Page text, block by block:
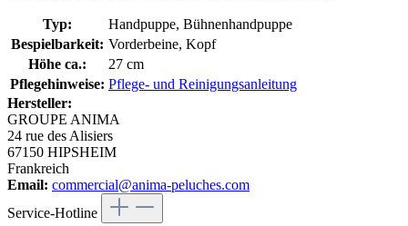
Typ:
Handpuppe, Bühnenhandpuppe
Bespielbarkeit: Vorderbeine, Kopf
Höhe ca.:
27 cm
Pflegehinweise: Pflege- und Reinigungsanleitung
Hersteller:
GROUPE ANIMA
24 rue des Alisiers
67150 HIPSHEIM
Frankreich
Email: commercial@anima-peluches.com
Service-Hotline